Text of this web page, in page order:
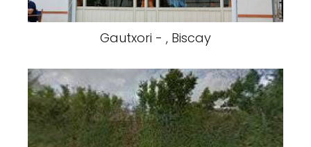
Gautxori - , Biscay